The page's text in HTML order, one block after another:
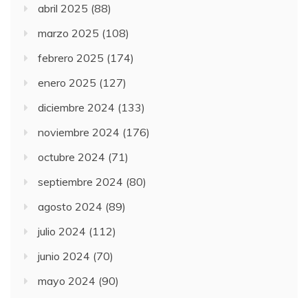
abril 2025 (88)
marzo 2025 (108)
febrero 2025 (174)
enero 2025 (127)
diciembre 2024 (133)
noviembre 2024 (176)
octubre 2024 (71)
septiembre 2024 (80)
agosto 2024 (89)
julio 2024 (112)
junio 2024 (70)
mayo 2024 (90)